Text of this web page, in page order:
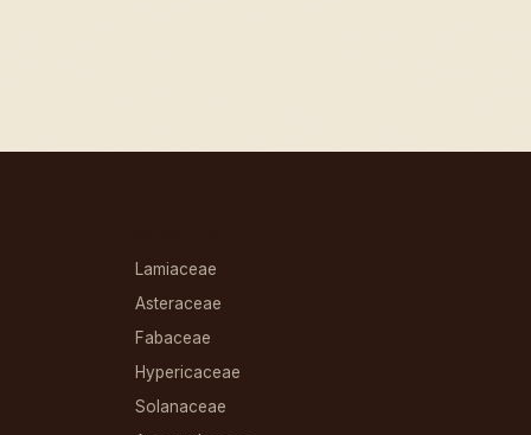
Lamiaceae
Asteraceae
Fabaceae
Hypericaceae
Solanaceae